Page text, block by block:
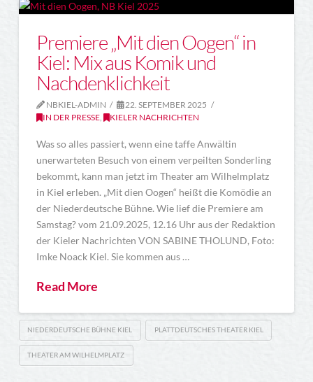
Premiere „Mit dien Oogen“ in
Kiel: Mix aus Komik und
Nachdenklichkeit
NBKIEL-ADMIN
22. SEPTEMBER 2025
IN DER PRESSE, KIELER NACHRICHTEN
Was so alles passiert, wenn eine taffe Anwältin
unerwarteten Besuch von einem verpeilten Sonderling
bekommt, kann man jetzt im Theater am Wilhelmplatz
in Kiel erleben. „Mit dien Oogen“ heißt die Komödie an
der Niederdeutsche Bühne. Wie lief die Premiere am
Samstag? vom 21.09.2025, 12.16 Uhr aus der Redaktion
der Kieler Nachrichten VON SABINE THOLUND, Foto:
Imke Noack Kiel. Sie kommen aus …
Read More
NIEDERDEUTSCHE BÜHNE KIEL PLATTDEUTSCHES THEATER KIEL
THEATER AM WILHELMPLATZ